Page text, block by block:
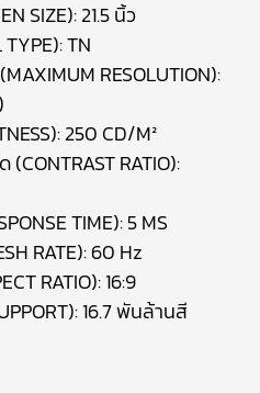
SIZE): 21.5 นิ้ว
TN
RESOLUTION):
250 CD/M²
RATIO):
TIME): 5 MS
RATE): 60 Hz
RATIO): 16:9
16.7 พันล้านสี